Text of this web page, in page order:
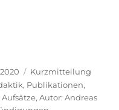
Format
Kurzmitteilung
, Publikationen,
Aufsätze,Autor: Andreas